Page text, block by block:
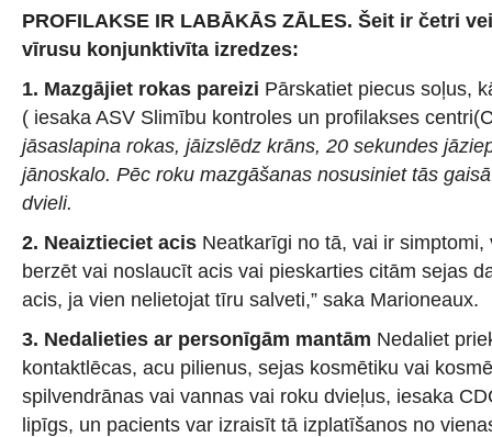
PROFILAKSE IR LABĀKĀS ZĀLES. Šeit ir četri
vīrusu konjunktivīta izredzes:
1. Mazgājiet rokas pareizi Pārskatiet piecus soļus,
( iesaka ASV Slimību kontroles un profilakses
jāsaslapina rokas, jāizslēdz krāns, 20 sekundes
jānoskalo. Pēc roku mazgāšanas nosusiniet tās
dvieli.
2. Neaiztieciet acis Neatkarīgi no tā, vai ir simptomi,
berzēt vai noslaucīt acis vai pieskarties citām sejas
acis, ja vien nelietojat tīru salveti,” saka Marioneaux.
3. Nedalieties ar personīgām mantām Nedaliet
kontaktlēcas, acu pilienus, sejas kosmētiku vai
spilvendrānas vai vannas vai roku dvieļus, iesaka
lipīgs, un pacients var izraisīt tā izplatīšanos no